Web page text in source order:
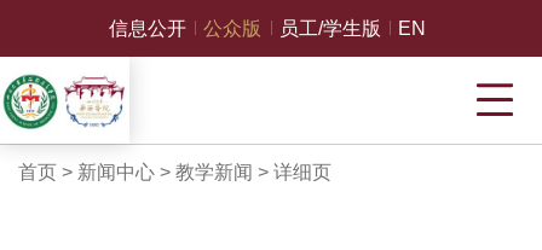
信息公开 公众版 员工/学生版 EN
首页 > 新闻中心> 教学新闻 > 详细页